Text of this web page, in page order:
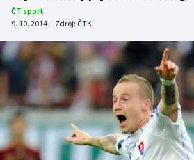
Tenis
Atletika
Cyklistika
DALŠÍ SPORTY
Americký fotbal
NEPŘEHLÉDNĚTE
ČT sport
9. 10. 2014 | Zdroj: ČTK